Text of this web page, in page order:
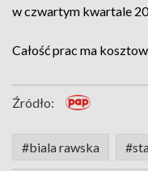
w czwartym kwartale
Całość prac ma
Źródło:
#biala rawska